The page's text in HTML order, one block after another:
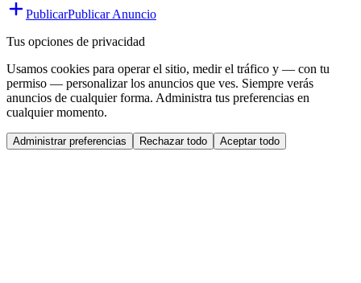
PublicarPublicar Anuncio
Tus opciones de privacidad
Usamos cookies para operar el sitio, medir el tráfico y — con tu
permiso — personalizar los anuncios que ves. Siempre verás
anuncios de cualquier forma. Administra tus preferencias en
cualquier momento.
Administrar preferencias Rechazar todo Aceptar todo